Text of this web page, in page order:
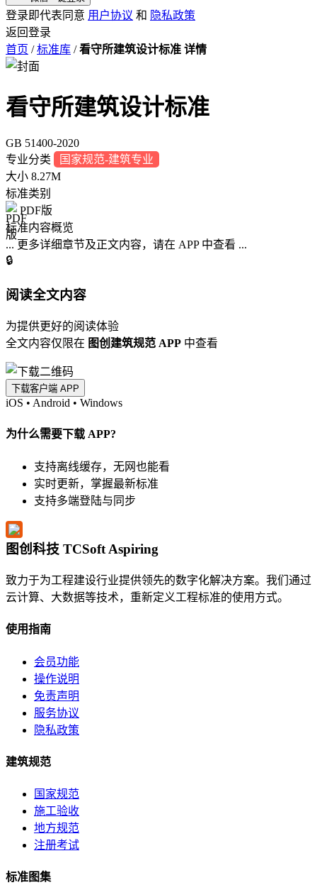
登录即代表同意 用户协议 和 隐私政策
返回登录
首页 / 标准库 / 看守所建筑设计标准 详情
看守所建筑设计标准
GB 51400-2020
专业分类
国家规范-建筑专业
大小 8.27M
标准类别
PDF版
标准内容概览
... 更多详细章节及正文内容，请在 APP 中查看 ...
🔒
阅读全文内容
为提供更好的阅读体验
全文内容仅限在 图创建筑规范 APP 中查看
下载客户端 APP
iOS • Android • Windows
为什么需要下载 APP?
支持离线缓存，无网也能看
实时更新，掌握最新标准
支持多端登陆与同步
图创科技 TCSoft Aspiring
致力于为工程建设行业提供领先的数字化解决方案。我们通过
云计算、大数据等技术，重新定义工程标准的使用方式。
使用指南
会员功能
操作说明
免责声明
服务协议
隐私政策
建筑规范
国家规范
施工验收
地方规范
注册考试
标准图集